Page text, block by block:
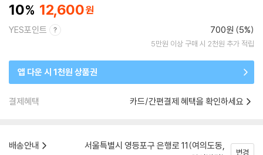
10 12,600
YES포인트 700원 (5%)
5만원 이상 구매 시 2천원 추가 적립
앱 다운 시 1천원 상품권
결제혜택 카드/간편결제 혜택을 확인하세요
배송안내
서울특별시 영등포구 은행로 11(여의도동,
변경